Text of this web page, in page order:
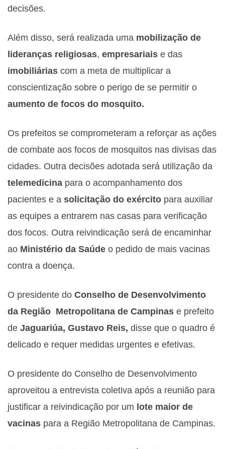
decisões.
Além disso, será realizada uma mobilização de
lideranças religiosas, empresariais e das
imobiliárias com a meta de multiplicar a
conscientização sobre o perigo de se permitir o
aumento de focos do mosquito.
Os prefeitos se comprometeram a reforçar as ações
de combate aos focos de mosquitos nas divisas das
cidades. Outra decisões adotada será utilização da
telemedicina para o acompanhamento dos
pacientes e a solicitação do exército para auxiliar
as equipes a entrarem nas casas para verificação
dos focos. Outra reivindicação será de encaminhar
ao Ministério da Saúde o pedido de mais vacinas
contra a doença.
O presidente do Conselho de Desenvolvimento
da Região Metropolitana de Campinas e prefeito
de Jaguariúa, Gustavo Reis, disse que o quadro é
delicado e requer medidas urgentes e efetivas.
O presidente do Conselho de Desenvolvimento
aproveitou a entrevista coletiva após a reunião para
justificar a reivindicação por um lote maior de
vacinas para a Região Metropolitana de Campinas.